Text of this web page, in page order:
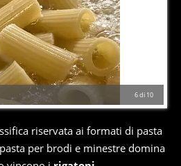
6di 10
riservata ai formati di pasta
per brodi e minestre domina